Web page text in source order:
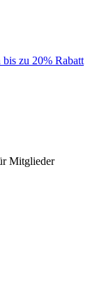
zu 20% Rabatt
Mitglieder